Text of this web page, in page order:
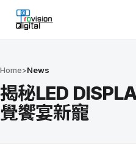
Home>News
揭秘LED
覺饗宴新寵